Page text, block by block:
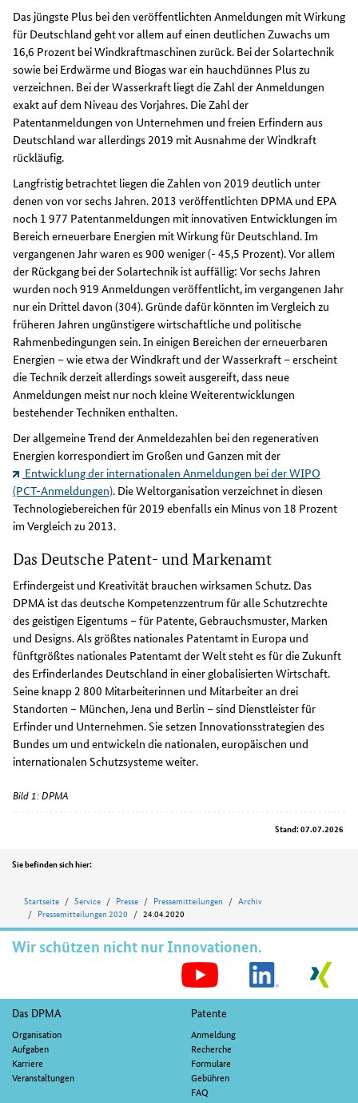
Das jüngste Plus bei den veröffentlichten Anmeldungen mit Wirkung
für Deutschland geht vor allem auf einen deutlichen Zuwachs um
16,6 Prozent bei Windkraftmaschinen zurück. Bei der Solartechnik
sowie bei Erdwärme und Biogas war ein hauchdünnes Plus zu
verzeichnen. Bei der Wasserkraft liegt die Zahl der Anmeldungen
exakt auf dem Niveau des Vorjahres. Die Zahl der
Patentanmeldungen von Unternehmen und freien Erfindern aus
Deutschland war allerdings 2019 mit Ausnahme der Windkraft
rückläufig.
Langfristig betrachtet liegen die Zahlen von 2019 deutlich unter
denen von vor sechs Jahren. 2013 veröffentlichten DPMA und EPA
noch 1 977 Patentanmeldungen mit innovativen Entwicklungen im
Bereich erneuerbare Energien mit Wirkung für Deutschland. Im
vergangenen Jahr waren es 900 weniger (- 45,5 Prozent). Vor allem
der Rückgang bei der Solartechnik ist auffällig: Vor sechs Jahren
wurden noch 919 Anmeldungen veröffentlicht, im vergangenen Jahr
nur ein Drittel davon (304). Gründe dafür könnten im Vergleich zu
früheren Jahren ungünstigere wirtschaftliche und politische
Rahmenbedingungen sein. In einigen Bereichen der erneuerbaren
Energien – wie etwa der Windkraft und der Wasserkraft – erscheint
die Technik derzeit allerdings soweit ausgereift, dass neue
Anmeldungen meist nur noch kleine Weiterentwicklungen
bestehender Techniken enthalten.
Der allgemeine Trend der Anmeldezahlen bei den regenerativen
Energien korrespondiert im Großen und Ganzen mit der
Entwicklung der internationalen Anmeldungen bei der WIPO
(PCT-Anmeldungen). Die Weltorganisation verzeichnet in diesen
Technologiebereichen für 2019 ebenfalls ein Minus von 18 Prozent
im Vergleich zu 2013.
Das Deutsche Patent- und Markenamt
Erfindergeist und Kreativität brauchen wirksamen Schutz. Das
DPMA ist das deutsche Kompetenzzentrum für alle Schutzrechte
des geistigen Eigentums – für Patente, Gebrauchsmuster, Marken
und Designs. Als größtes nationales Patentamt in Europa und
fünftgrößtes nationales Patentamt der Welt steht es für die Zukunft
des Erfinderlandes Deutschland in einer globalisierten Wirtschaft.
Seine knapp 2 800 Mitarbeiterinnen und Mitarbeiter an drei
Standorten – München, Jena und Berlin – sind Dienstleister für
Erfinder und Unternehmen. Sie setzen Innovationsstrategien des
Bundes um und entwickeln die nationalen, europäischen und
internationalen Schutzsysteme weiter.
Bild 1: DPMA
Stand: 07.07.2026
Position
Sie befinden sich hier:
Startseite Service Presse Pressemitteilungen
Archiv
Pressemitteilungen 2020
24.04.2020
Wir schützen nicht nur Innovationen.
Fußnavigation
Das DPMA
Organisation
Aufgaben
Karriere
Veranstaltungen
Patente
Anmeldung
Recherche
Formulare
Gebühren
FAQ